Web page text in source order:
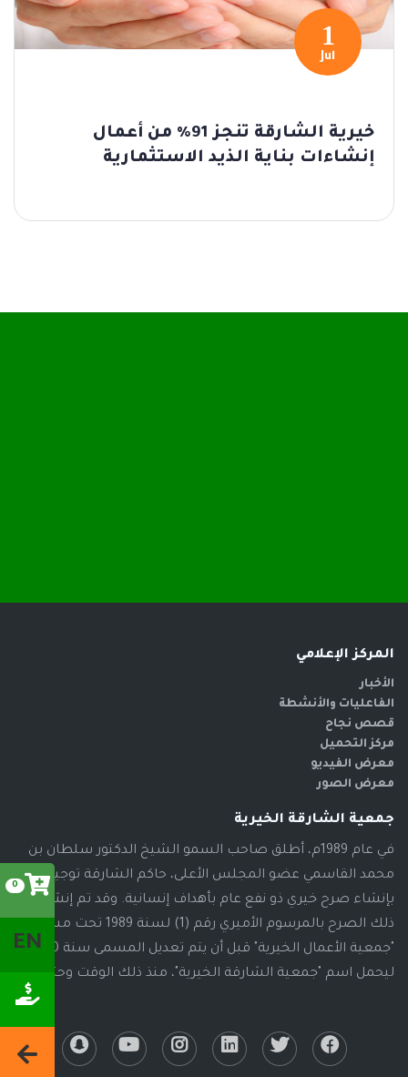
0
EN
1
Jul
خيرية الشارقة تنجز 91% من أعمال
إنشاءات بناية الذيد الاستثمارية
المركز الإعلامي
الأخبار
الفاعليات والأنشطة
قصص نجاح
مركز التحميل
معرض الفيديو
معرض الصور
جمعية الشارقة الخيرية
في عام 1989م، أطلق صاحب السمو الشيخ الدكتور سلطان بن
محمد القاسمي عضو المجلس الأعلى، حاكم الشارقة توجيهاته
بإنشاء صرح خيري ذو نفع عام بأهداف إنسانية. وقد تم إنشاء
ذلك الصرح بالمرسوم الأميري رقم (1) لسنة 1989 تحت مسمى
"جمعية الأعمال الخيرية" قبل أن يتم تعديل المسمى سنة 2000م،
ليحمل اسم "جمعية الشارقة الخيرية"، منذ ذلك الوقت وحتى الآن